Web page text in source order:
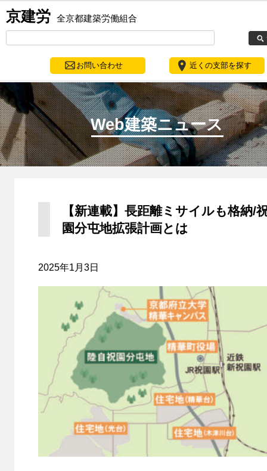
京建労 全京都建築労働組合
お問い合わせ 近くの支部を探す
Web建築ニュース
【新連載】長距離ミサイルも格納/
園分屯地拡張計画とは
2025年1月3日